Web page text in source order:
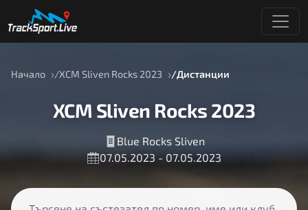
Начало XCM Sliven Rocks 2023 Дистанции
XCM Sliven Rocks 2023
Blue Rocks Sliven
07.05.2023 - 07.05.2023